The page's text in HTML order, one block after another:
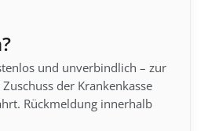
und unverbindlich – zur
der Krankenkasse
Rückmeldung innerhalb